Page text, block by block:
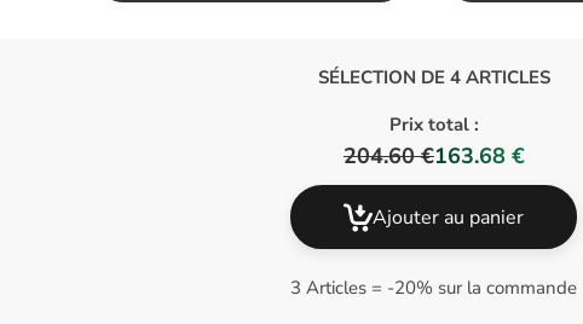
SÉLECTION DE 4 ARTICLES
Prix total :
204.60 €163.68 €
Ajouter au panier
3 Articles = -20% sur la commande